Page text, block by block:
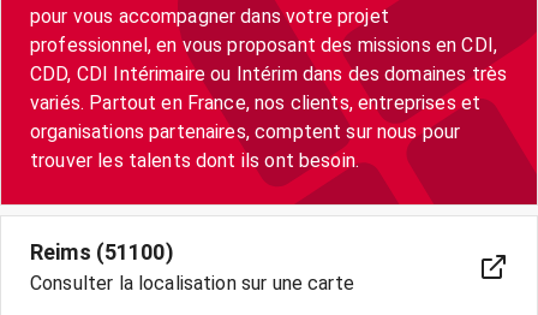
pour vous accompagner dans votre projet
professionnel, en vous proposant des missions en CDI,
CDD, CDI Intérimaire ou Intérim dans des domaines très
variés. Partout en France, nos clients, entreprises et
organisations partenaires, comptent sur nous pour
trouver les talents dont ils ont besoin.
Reims (51100)
Consulter la localisation sur une carte